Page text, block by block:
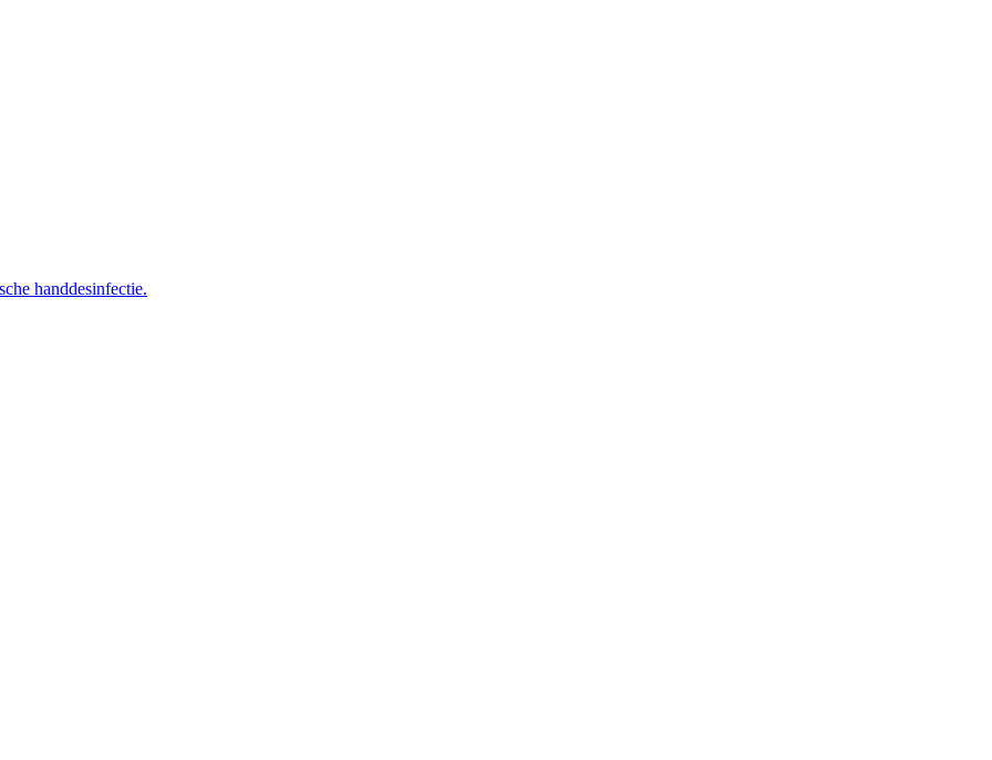
een functie die bij je past!
handdesinfectie.